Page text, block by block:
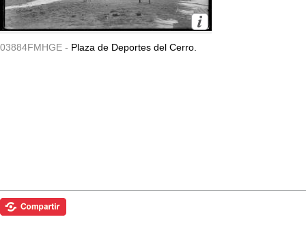
03884FMHGE - Plaza de Deportes del Cerro.